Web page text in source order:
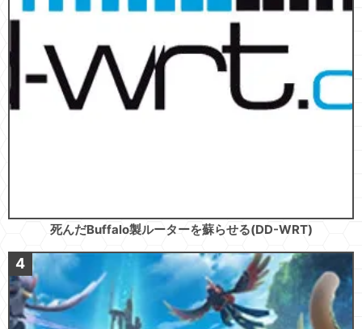
死んだBuffalo製ルーターを蘇らせる(DD-WRT)